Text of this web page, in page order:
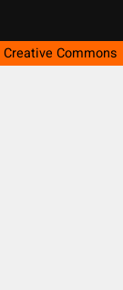
Creative Commons